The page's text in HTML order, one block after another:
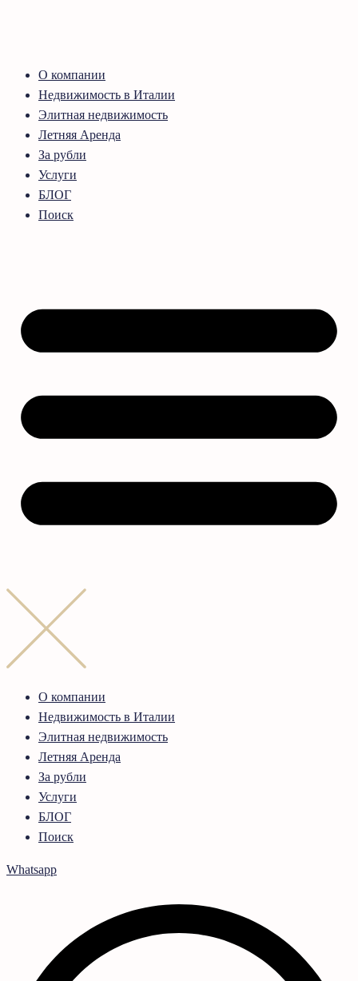
О компании
Недвижимость в Италии
Элитная недвижимость
Летняя Аренда
За рубли
Услуги
БЛОГ
Поиск
О компании
Недвижимость в Италии
Элитная недвижимость
Летняя Аренда
За рубли
Услуги
БЛОГ
Поиск
Whatsapp